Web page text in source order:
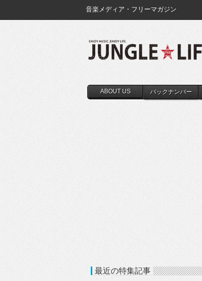
音楽メディア・フリーマガジン
ABOUT US バックナンバー
最近の特集記事